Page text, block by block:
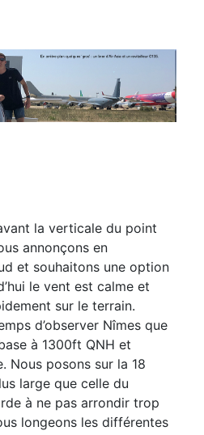
la verticale du point
annonçons en
et souhaitons une option
le vent est calme et
sur le terrain.
d’observer Nîmes que
à 1300ft QNH et
Nous posons sur la 18
large que celle du
à ne pas arrondir trop
longeons les différentes